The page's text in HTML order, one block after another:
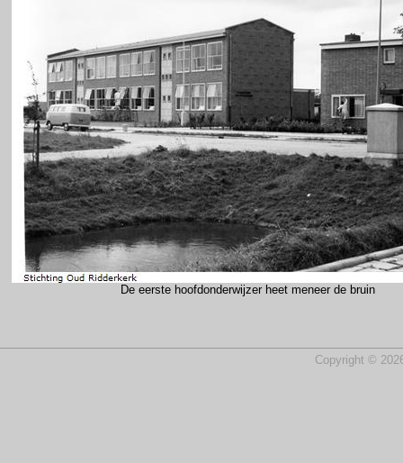
De eerste hoofdonderwijzer heet meneer de bruin
Copyright ©